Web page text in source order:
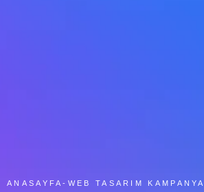
ANASAYFA- WEB TASARIM KAMPANYA